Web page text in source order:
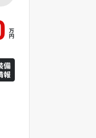
万
円
備
報